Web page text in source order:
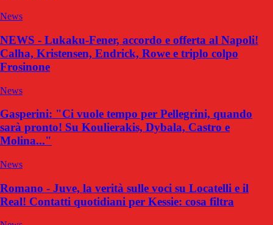
News
NEWS - Lukaku-Fener, accordo e offerta al Napoli!
Calha, Kristensen, Endrick, Rowe e triplo colpo
Frosinone
News
Gasperini: "Ci vuole tempo per Pellegrini, quando
sarà pronto! Su Koulierakis, Dybala, Castro e
Molina..."
News
Romano - Juve, la verità sulle voci su Locatelli e il
Real! Contatti quotidiani per Kessie: cosa filtra